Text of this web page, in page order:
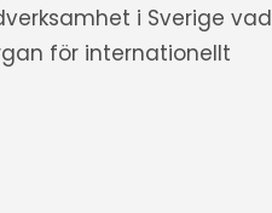
i Sverige vad
för internationellt